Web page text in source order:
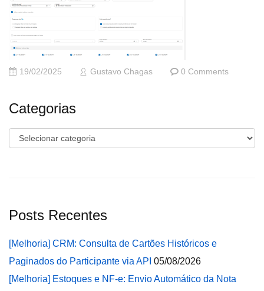
19/02/2025 Gustavo Chagas 0 Comments
Categorias
Categorias
Posts Recentes
[Melhoria] CRM: Consulta de Cartões Históricos e
Paginados do Participante via API 05/08/2026
[Melhoria] Estoques e NF-e: Envio Automático da Nota